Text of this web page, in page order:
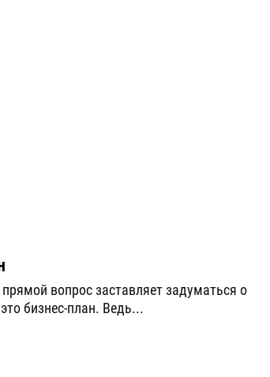
вопрос заставляет задуматься о
бизнес-план. Ведь...